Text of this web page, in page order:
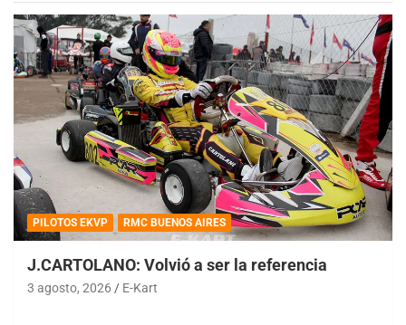
PILOTOS EKVP RMC BUENOS AIRES
J.CARTOLANO: Volvió a ser la referencia
3 agosto, 2026 E-Kart